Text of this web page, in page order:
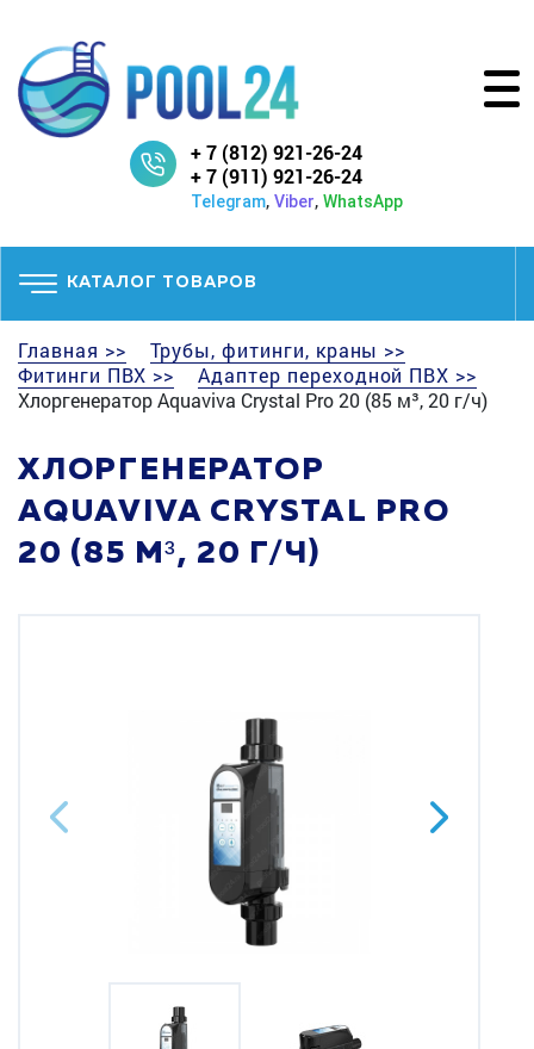
+ 7 (812) 921-26-24
+ 7 (911) 921-26-24
Telegram, Viber, WhatsApp
КАТАЛОГ ТОВАРОВ
Главная >>
Трубы, фитинги, краны >>
Фитинги ПВХ >>
Адаптер переходной ПВХ >>
Хлоргенератор Aquaviva Crystal Pro 20 (85 м³, 20 г/ч)
ХЛОРГЕНЕРАТОР
AQUAVIVA CRYSTAL PRO
20 (85 М³, 20 Г/Ч)